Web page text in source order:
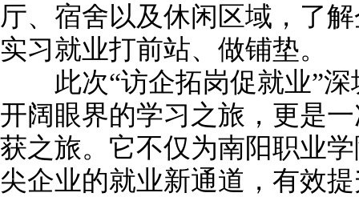
厅、宿舍以及休闲区域，了
实习就业打前站、做铺垫。
此次“访企拓岗促就业”深
开阔眼界的学习之旅，更是
获之旅。它不仅为南阳职业
尖企业的就业新通道，有效